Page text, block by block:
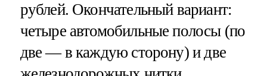
рублей. Окончательный вариант:
четыре автомобильные полосы (по
две — в каждую сторону) и две